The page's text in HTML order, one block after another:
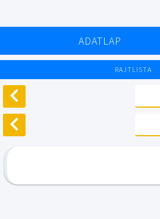
ADATLAP
RAJTLISTA